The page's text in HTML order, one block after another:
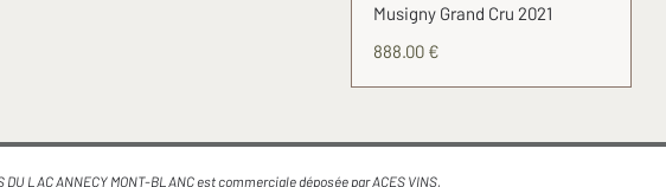
Musigny Grand Cru 2021
888.00 €
DU LAC ANNECY MONT-BLANC est commerciale déposée par ACES VINS.